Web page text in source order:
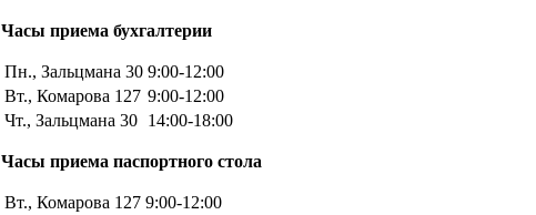
Часы приема бухгалтерии
Пн., Зальцмана 30 9:00-12:00
Вт., Комарова 127 9:00-12:00
Чт., Зальцмана 30 14:00-18:00
Часы приема паспортного стола
Вт., Комарова 127 9:00-12:00